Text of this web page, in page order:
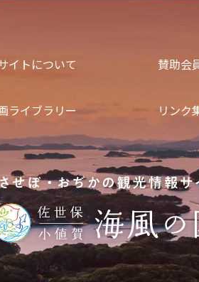
イトについて 賛助会
ライブラリー リンク